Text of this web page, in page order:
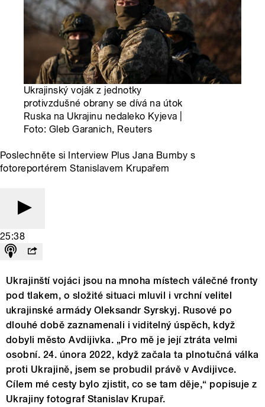
Ukrajinský voják z jednotky
protivzdušné obrany se dívá na útok
Ruska na Ukrajinu nedaleko Kyjeva |
Foto: Gleb Garanich, Reuters
Poslechněte si Interview Plus Jana Bumby s
fotoreportérem Stanislavem Krupařem
25:38
Ukrajinští vojáci jsou na mnoha místech válečné fronty
pod tlakem, o složité situaci mluvil i vrchní velitel
ukrajinské armády Oleksandr Syrskyj. Rusové po
dlouhé době zaznamenali i viditelný úspěch, když
dobyli město Avdijivka. „Pro mě je její ztráta velmi
osobní. 24. února 2022, když začala ta plnotučná válka
proti Ukrajině, jsem se probudil právě v Avdijivce.
Cílem mé cesty bylo zjistit, co se tam děje,“ popisuje z
Ukrajiny fotograf Stanislav Krupař.